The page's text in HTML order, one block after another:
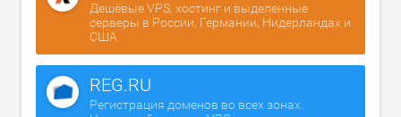
Дешёвые VPS, хостинг и выделенные
серверы в России, Германии, Нидерландах и
США
REG.RU
Регистрация доменов во всех зонах.